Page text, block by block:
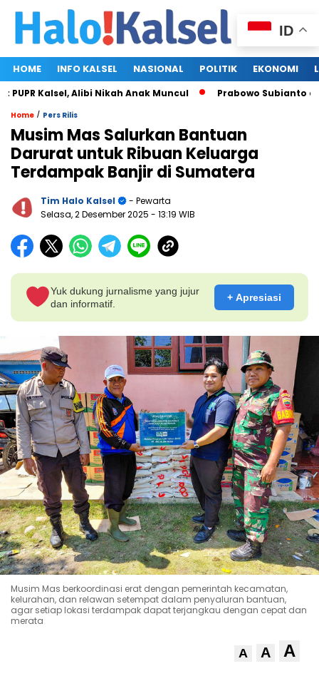
HOME INFO KALSEL NASIONAL POLITIK EKONOMI
Kalsel, Alibi Nikah Anak Muncul Prabowo Subianto dan
Home / Pers Rilis
Musim Mas Salurkan Bantuan
Darurat untuk Ribuan Keluarga
Terdampak Banjir di Sumatera
Tim Halo Kalsel
- Pewarta
Selasa, 2 Desember 2025 - 13:19 WIB
Yuk dukung jurnalisme yang jujur
dan informatif.
+ Apresiasi
Musim Mas berkoordinasi erat dengan pemerintah kecamatan,
kelurahan, dan relawan setempat dalam penyaluran bantuan,
agar setiap lokasi terdampak dapat terjangkau dengan cepat dan
merata
A A A
ID